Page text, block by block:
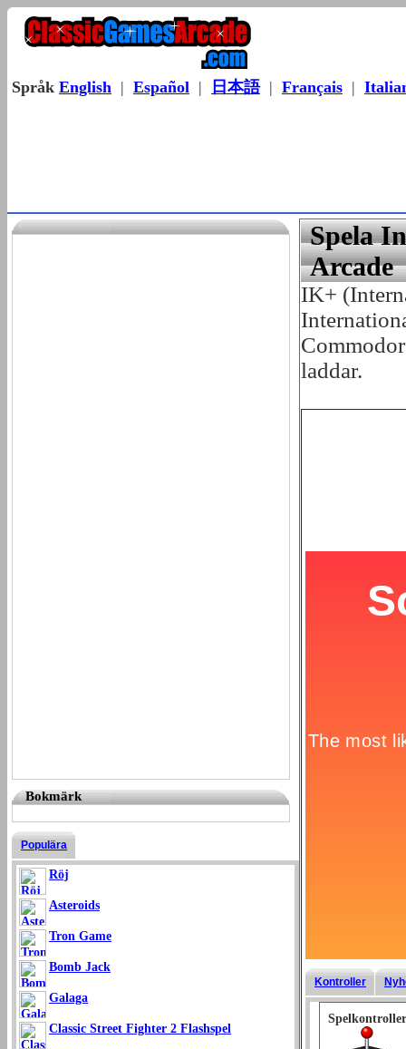
Språk English | Español | 日本語| Français |
Bokmärk
Populära
Röj
Asteroids
Tron Game
Bomb Jack
Galaga
Classic Street Fighter 2 Flashspel
Spela
Arcade
IK+
laddar.
Kontroller
Spelkontroller